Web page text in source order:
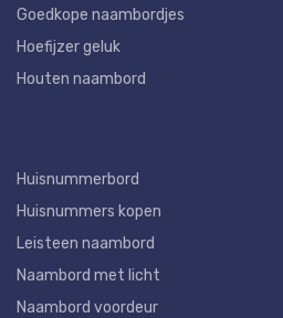
Goedkope naambordjes
Hoefijzer geluk
Houten naambord
Huisnummerbord
Huisnummers kopen
Leisteen naambord
Naambord met licht
Naambord voordeur